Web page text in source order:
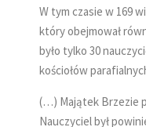
W tym czasie w 169
który obejmował
było tylko 30
kościołów
(…) Majątek Brzezie
Nauczyciel był